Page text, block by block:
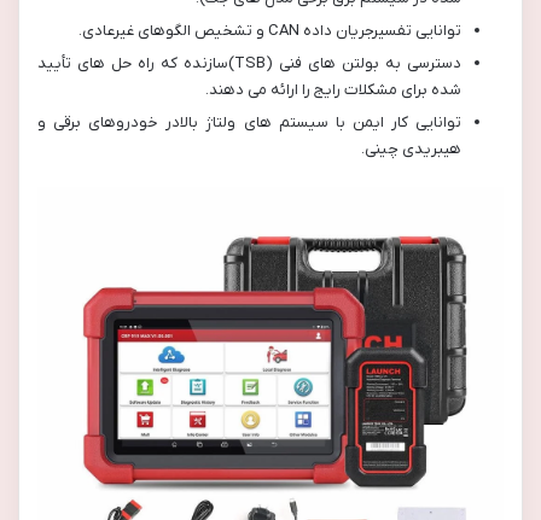
توانایی تفسیرجریان داده CAN و تشخیص الگوهای غیرعادی.
دسترسی به بولتن های فنی (TSB)سازنده که راه حل های تأیید
شده برای مشکلات رایج را ارائه می دهند.
توانایی کار ایمن با سیستم های ولتاژ بالادر خودروهای برقی و
هیبریدی چینی.